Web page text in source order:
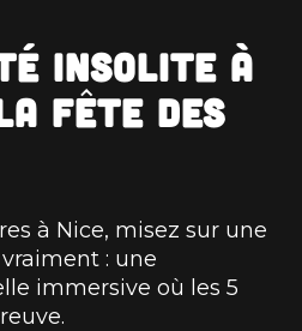
insolite à
Fête des
à Nice, misez sur une
: une
immersive où les 5